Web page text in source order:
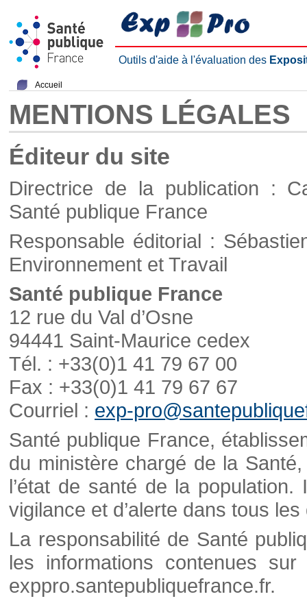
Outils d'aide à l'évaluation des
Accueil
MENTIONS LÉGALES
Éditeur du site
Directrice de la publication :
Santé publique France
Responsable éditorial :
Environnement et Travail
Santé publique France
12 rue du Val d’Osne
94441 Saint-Maurice cedex
Tél. : +33(0)1 41 79 67 00
Fax : +33(0)1 41 79 67 67
Courriel : exp-
Santé publique France,
du ministère chargé de la
l’état de santé de la
vigilance et d’alerte dans tous
La responsabilité de Santé
les informations contenues
exppro.santepubliquefrance.fr.